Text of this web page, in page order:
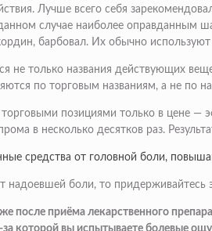
Лучше всего себя
случае наиболее оправданным
барбовал. Их обычно
не только названия действующих
по торговым названиям, а не по
позициями только в цене —
в несколько десятков раз.
средства от головной боли,
надоевшей боли, то
после приёма лекарственного